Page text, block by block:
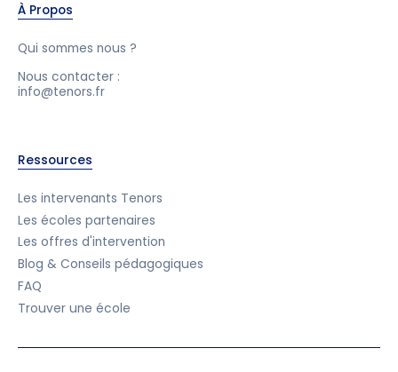
À Propos
Qui sommes nous ?
Nous contacter :
info@tenors.fr
Ressources
Les intervenants Tenors
Les écoles partenaires
Les offres d'intervention
Blog & Conseils pédagogiques
FAQ
Trouver une école